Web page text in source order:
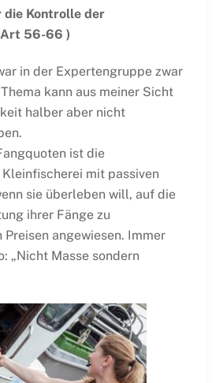
die Kontrolle der
56-66 )
in der Expertengruppe zwar
kann aus meiner Sicht
halber aber nicht
ist die
mit passiven
sie überleben will, auf die
ihrer Fänge zu
Preisen angewiesen. Immer
„Nicht Masse sondern